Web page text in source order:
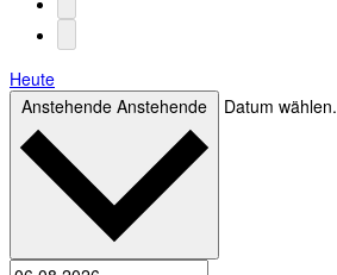
Heute
Anstehende Anstehende Datum wählen.